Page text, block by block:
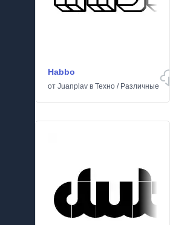
Habbo
от Juanplav в Техно / Различные